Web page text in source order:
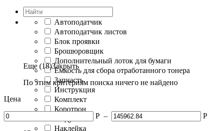
Автоподатчик
Автоподатчик листов
Блок проявки
Брошюровщик
Дополнительный лоток для бумаги
Емкость для сбора отработанного тонера
Запчасть
Инструкция
Комплект
Коротрон
Наклейка
Еще (18)Закрыть
По этим критериям поиска ничего не найдено
Цена
Р – Р